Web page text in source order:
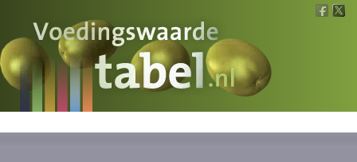
Voedingswaarde
Wat is wat?